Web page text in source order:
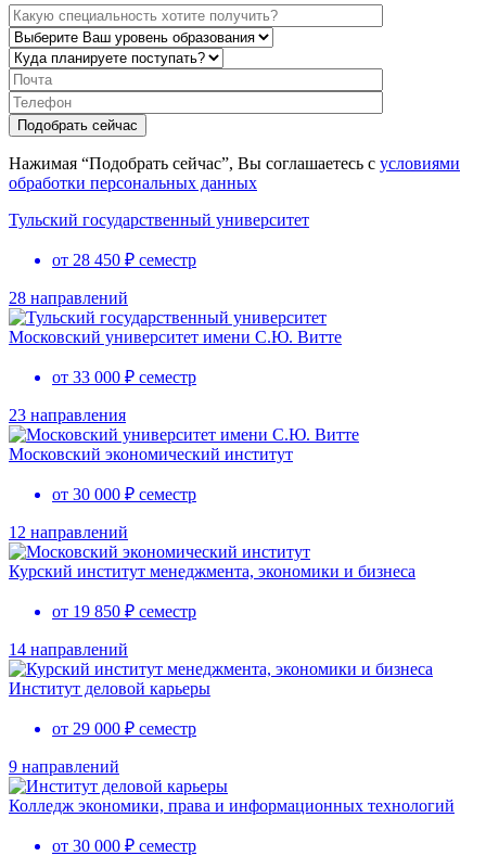
Нажимая “Подобрать сейчас”, Вы соглашаетесь с условиями
обработки персональных данных
Тульский государственный университет
от 28 450 ₽ семестр
28 направлений
Московский университет имени С.Ю. Витте
от 33 000 ₽ семестр
23 направления
Московский экономический институт
от 30 000 ₽ семестр
12 направлений
Курский институт менеджмента, экономики и бизнеса
от 19 850 ₽ семестр
14 направлений
Институт деловой карьеры
от 29 000 ₽ семестр
9 направлений
Колледж экономики, права и информационных технологий
от 30 000 ₽ семестр